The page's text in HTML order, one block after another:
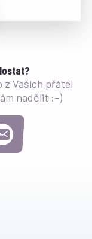
z Vašich přátel
nadělit :-)